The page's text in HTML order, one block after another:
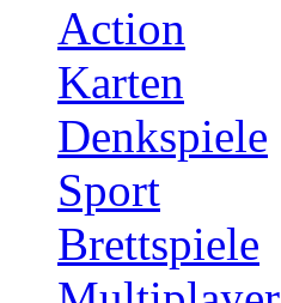
Action
Karten
Denkspiele
Sport
Brettspiele